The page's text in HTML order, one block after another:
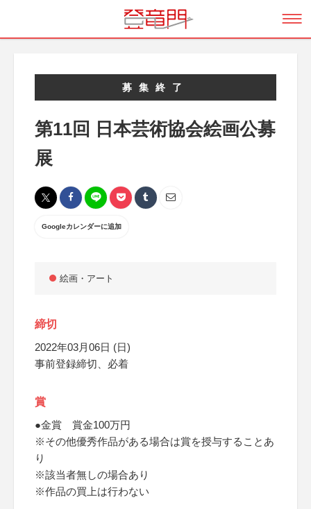
募集終了
第11回 日本芸術協会絵画公募
展
Googleカレンダーに追加
絵画・アート
締切
2022年03月06日 (日)
事前登録締切、必着
賞
●金賞 賞金100万円
※その他優秀作品がある場合は賞を授与することあ
り
※該当者無しの場合あり
※作品の買上は行わない